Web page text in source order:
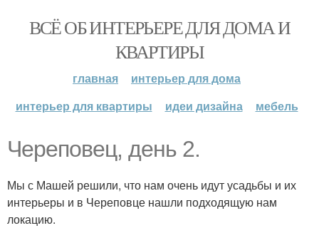
ВСЁ ОБ ИНТЕРЬЕРЕ ДЛЯ ДОМА И
КВАРТИРЫ
главная
интерьер для дома
интерьер для квартиры
идеи дизайна мебель
Череповец, день 2.
Мы с Машей решили, что нам очень идут усадьбы и их
интерьеры и в Череповце нашли подходящую нам
локацию.